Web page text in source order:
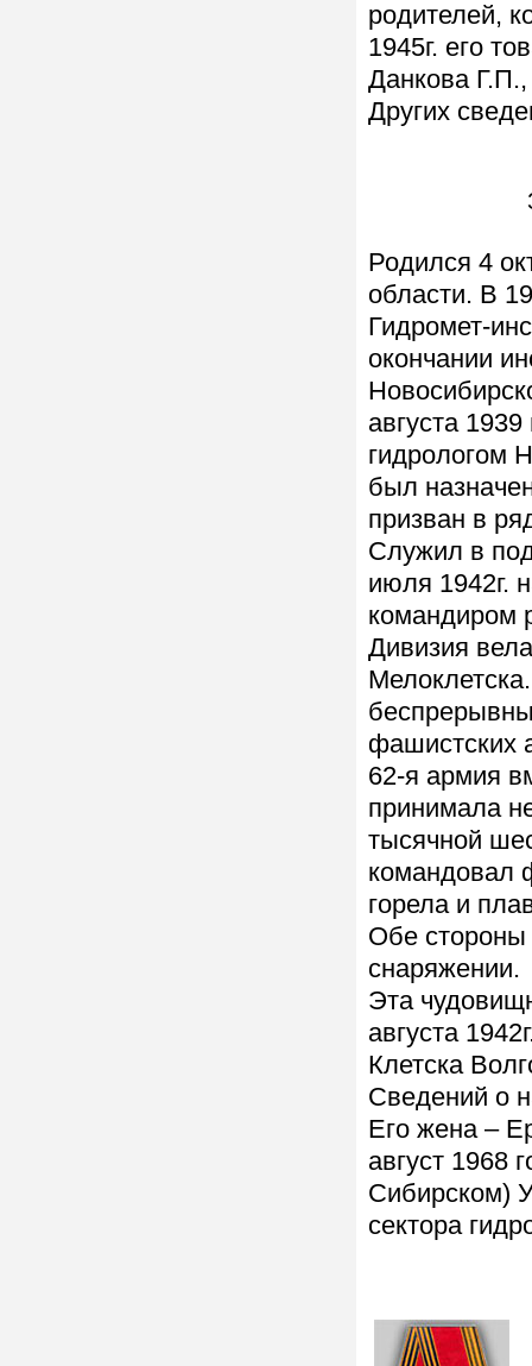
родителей,
1945г. его
Данкова
Других
Родился 4
области. В
Гидромет-
окончании
августа
гидрологом
был
призван в
Служил в
июля 1942г.
командиром
Дивизия
фашистских
62-я армия
принимала
тысячной
командовал
горела и
Обе стороны
снаряжении.
Эта
августа
Клетска
Сведений о
Его жена –
август 1968
Сибирском)
сектора